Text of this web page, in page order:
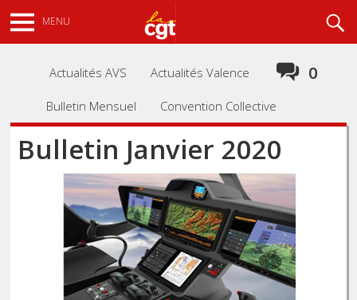
au
contenu
MENU
0
Actualités AVS Actualités Valence
Bulletin Mensuel Convention Collective
Bulletin Janvier 2020